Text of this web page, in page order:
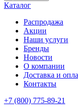
Каталог
Распродажа
Акции
Наши услуги
Бренды
Новости
О компании
Доставка и
Контакты
+7 (800) 775-89-21